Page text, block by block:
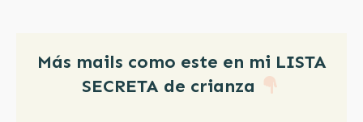
Más mails como este en mi LISTA
SECRETA de crianza